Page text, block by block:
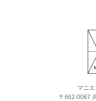
マニ
〒662-0067